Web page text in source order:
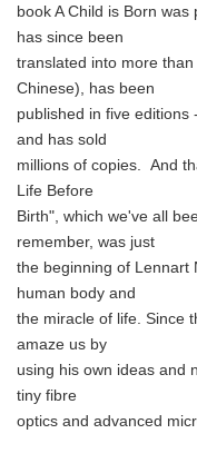
book A Child is Born
has since been
translated into more
Chinese), has been
published in five
and has sold
millions of copies. And
Life Before
Birth", which we've all
remember, was just
the beginning of Lennart
human body and
the miracle of life. Since
amaze us by
using his own ideas and
tiny fibre
optics and advanced